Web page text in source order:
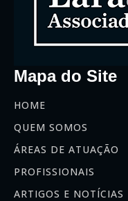
Mapa do Site
HOME
QUEM SOMOS
ÁREAS DE ATUAÇÃO
PROFISSIONAIS
ARTIGOS E NOTÍCIAS